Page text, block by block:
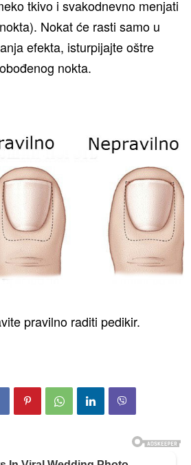
tkivo i svakodnevno menjati
Nokat će rasti samo u
efekta, isturpijajte oštre
nokta.
pravilno raditi pedikir.